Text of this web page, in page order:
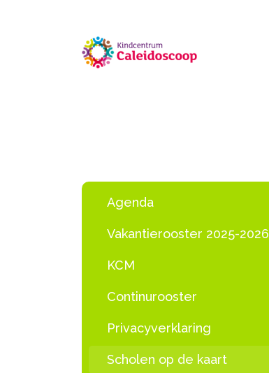
Agenda
Vakantierooster 2025-2026
KCM
Continurooster
Privacyverklaring
Scholen op de kaart